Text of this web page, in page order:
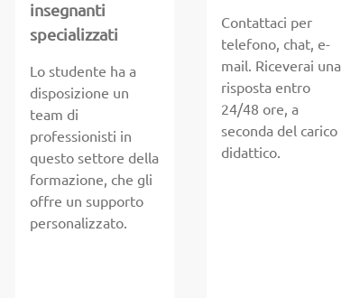
insegnanti
specializzati
Lo studente ha a
disposizione un
team di
professionisti in
questo settore della
formazione, che gli
offre un supporto
personalizzato.
Contattaci per
telefono, chat, e-
mail. Riceverai una
risposta entro
24/48 ore, a
seconda del carico
didattico.